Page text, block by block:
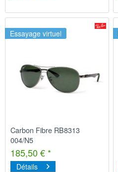
Essayage virtuel
Carbon Fibre RB8313
004/N5
185,50 € *
Détails